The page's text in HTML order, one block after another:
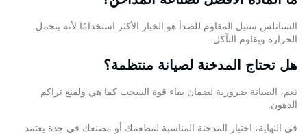
الستانلس ستيل المقاوم للصدأ هو الخيار الأكثر استخدامًا لأنه يتحمل
الحرارة ويقاوم التآكل.
هل تحتاج المدخنة لصيانة منتظمة؟
نعم، الصيانة ضرورية لضمان بقاء قوة السحب كما هي ولمنع تراكم
الدهون.
في النهاية، اختيار المدخنة المناسبة لمطعمك أو مصنعك في جدة يعتمد